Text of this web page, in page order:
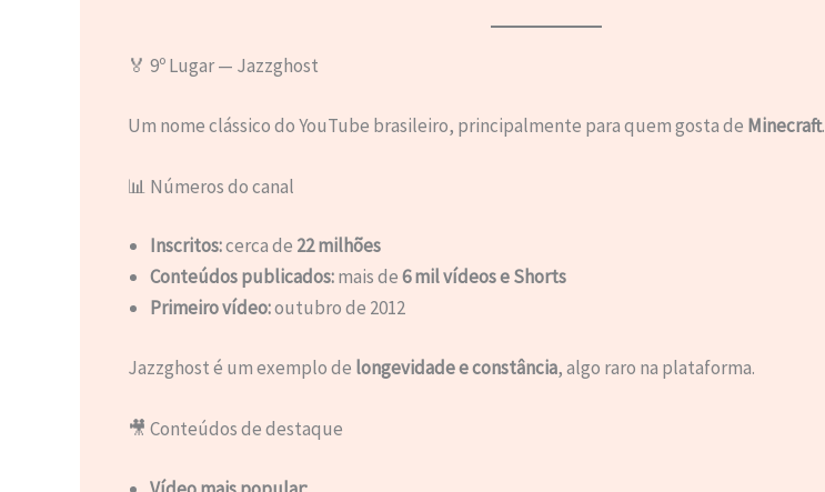
🏅 9º Lugar — Jazzghost
Um nome clássico do YouTube brasileiro, principalmente para quem gosta de Minecraft.
📊 Números do canal
Inscritos:cerca de 22 milhões
Conteúdos publicados:mais de6 mil vídeos e Shorts
Primeiro vídeo:outubro de 2012
Jazzghost é um exemplo de longevidade e constância, algo raro na plataforma.
🎥 Conteúdos de destaque